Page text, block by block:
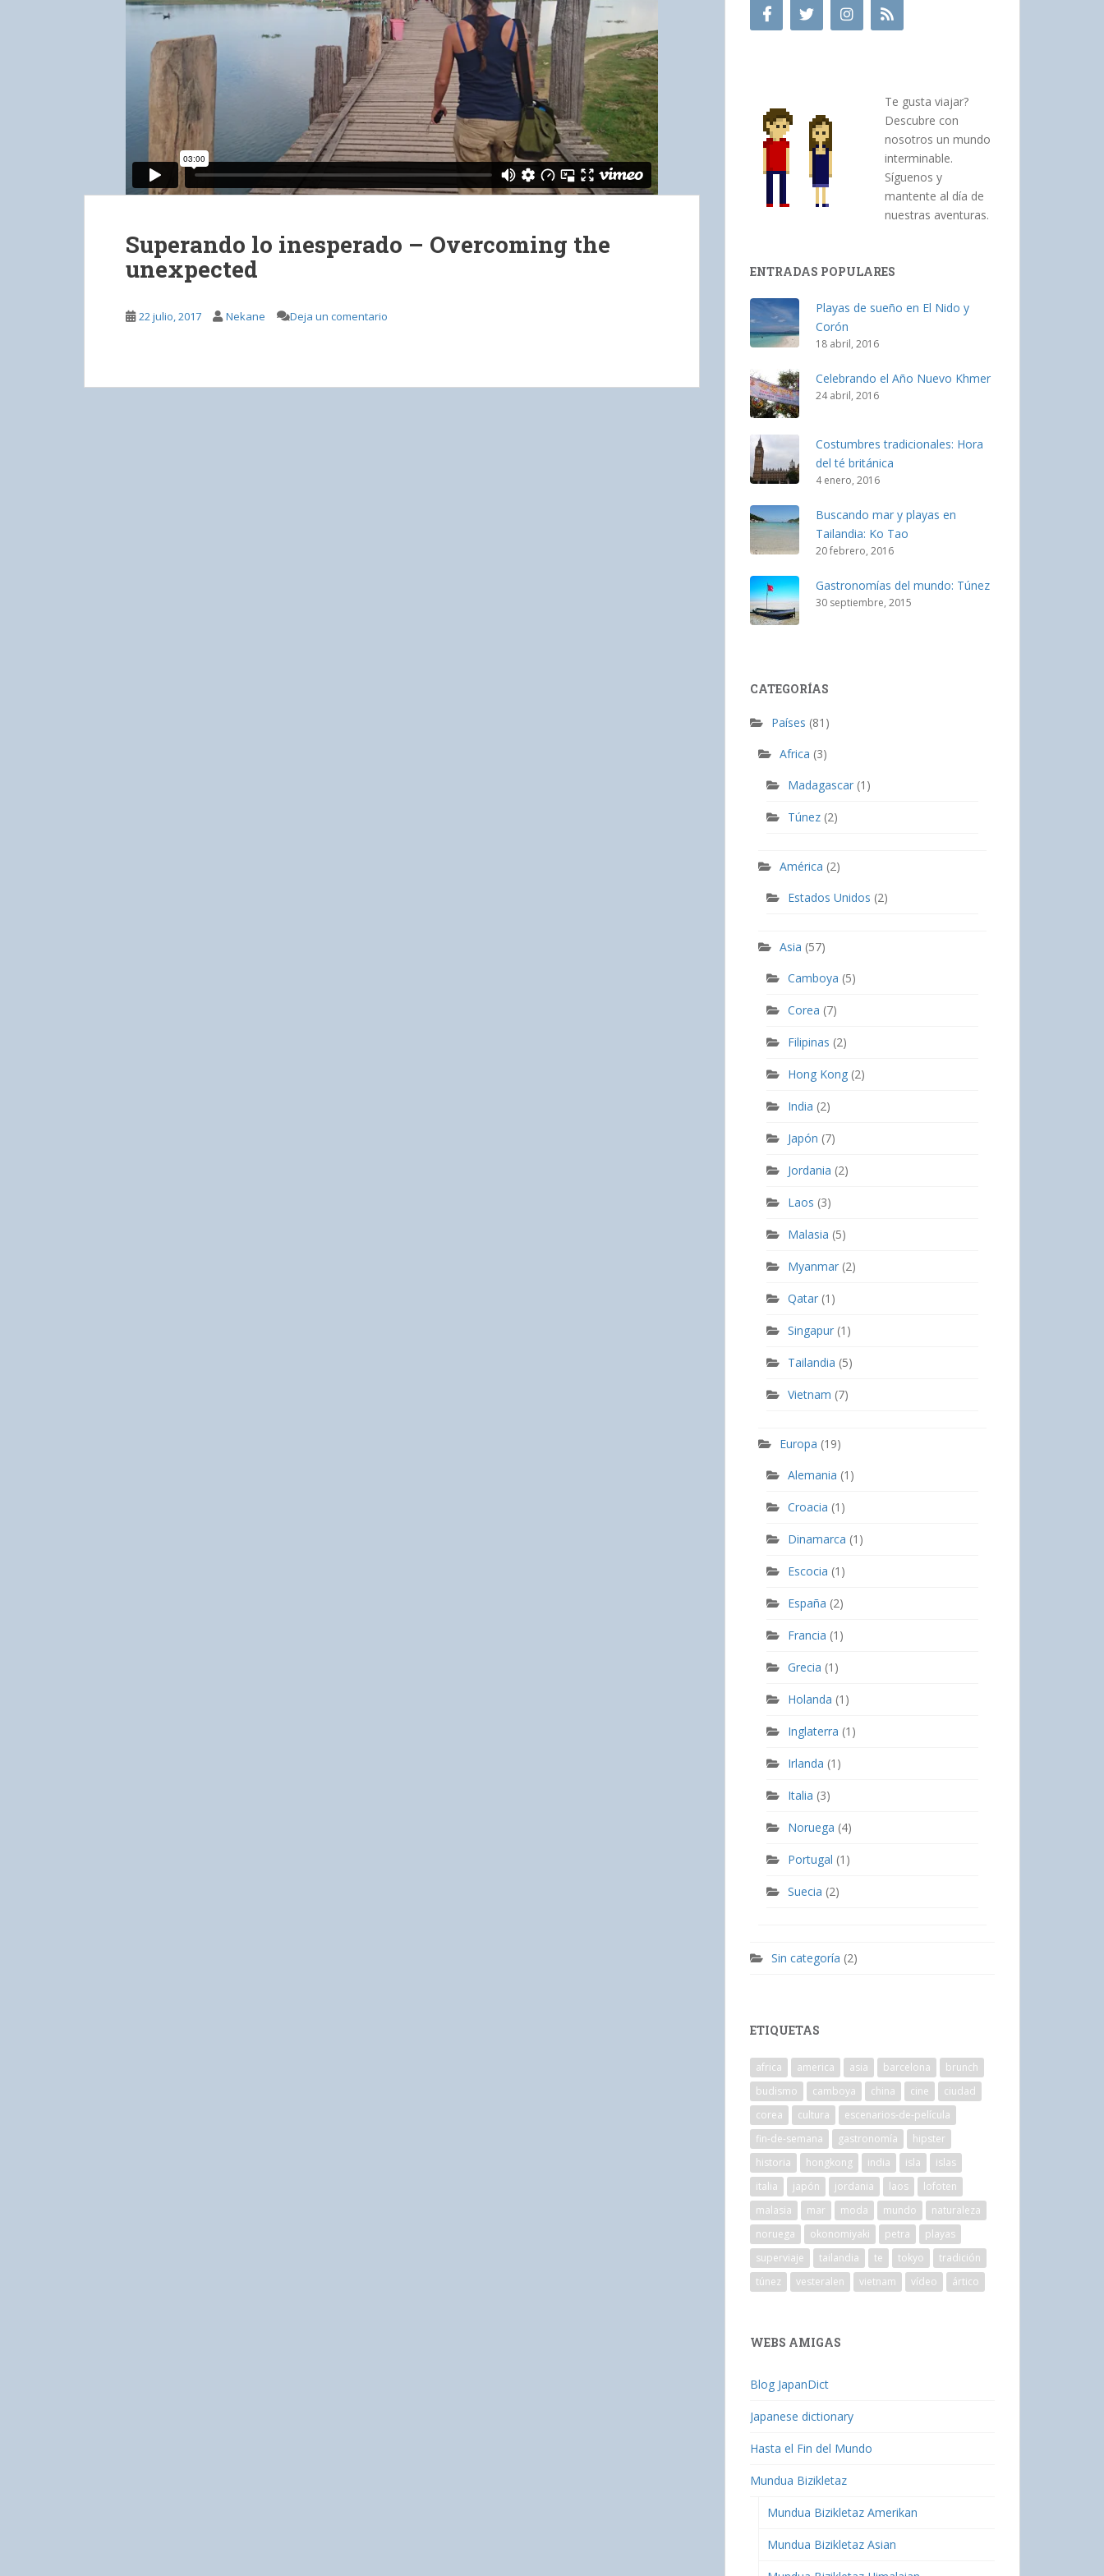
Superando lo inesperado – Overcoming the
unexpected
22 julio, 2017 Nekane Deja un comentario
Te gusta viajar?
Descubre con
nosotros un mundo
interminable.
Síguenos y
mantente al día de
nuestras aventuras.
ENTRADAS POPULARES
Playas de sueño en El Nido y
Corón
18 abril, 2016
Celebrando el Año Nuevo Khmer
24 abril, 2016
Costumbres tradicionales: Hora
del té británica
4 enero, 2016
Buscando mar y playas en
Tailandia: Ko Tao
20 febrero, 2016
Gastronomías del mundo: Túnez
30 septiembre, 2015
CATEGORÍAS
Países (81)
Africa (3)
Madagascar (1)
Túnez (2)
América (2)
Estados Unidos (2)
Asia (57)
Camboya (5)
Corea (7)
Filipinas (2)
Hong Kong (2)
India (2)
Japón (7)
Jordania (2)
Laos (3)
Malasia (5)
Myanmar (2)
Qatar (1)
Singapur (1)
Tailandia (5)
Vietnam (7)
Europa (19)
Alemania (1)
Croacia (1)
Dinamarca (1)
Escocia (1)
España (2)
Francia (1)
Grecia (1)
Holanda (1)
Inglaterra (1)
Irlanda (1)
Italia (3)
Noruega (4)
Portugal (1)
Suecia (2)
Sin categoría (2)
ETIQUETAS
africa america asia barcelona
brunch
budismo
camboya china cine
ciudad
corea
cultura
escenarios-de-película
fin-de-semana
gastronomía
hipster
historia
hongkong india isla
islas
italia
japón jordania laos
lofoten
malasia
mar moda mundo
naturaleza
noruega
okonomiyaki petra
playas
superviaje
tailandia te tokyo
tradición
túnez
vesteralen vietnam vídeo ártico
WEBS AMIGAS
Blog JapanDict
Japanese dictionary
Hasta el Fin del Mundo
Mundua Bizikletaz
Mundua Bizikletaz Amerikan
Mundua Bizikletaz Asian